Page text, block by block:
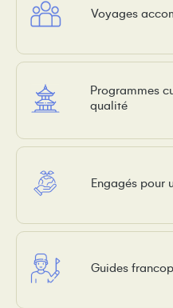
Voyages
Programmes
qualité
Engagés pour
Guides